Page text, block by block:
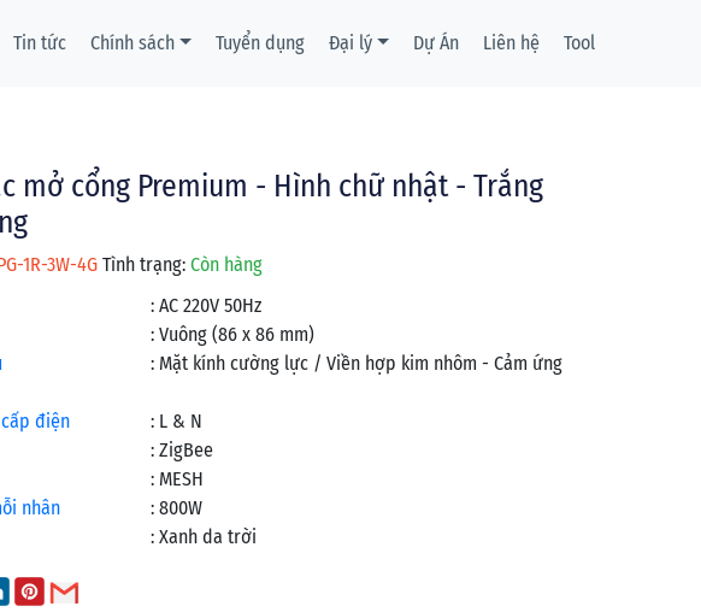
Tin tức Chính sách Tuyển dụng Đại lý Dự Án Liên hệ Tool
mở cổng Premium - Hình chữ nhật - Trắng
1R-3W-4G Tình trạng: Còn hàng
: AC 220V 50Hz
: Vuông (86 x 86 mm)
: Mặt kính cường lực / Viền hợp kim nhôm - Cảm ứng
điện
: L & N
: ZigBee
: MESH
nhân
: 800W
: Xanh da trời